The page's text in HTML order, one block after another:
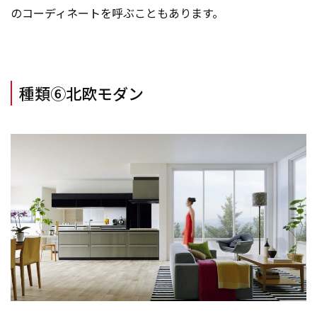
のコーディネートを呼ぶこともあります。
種類⑥北欧モダン